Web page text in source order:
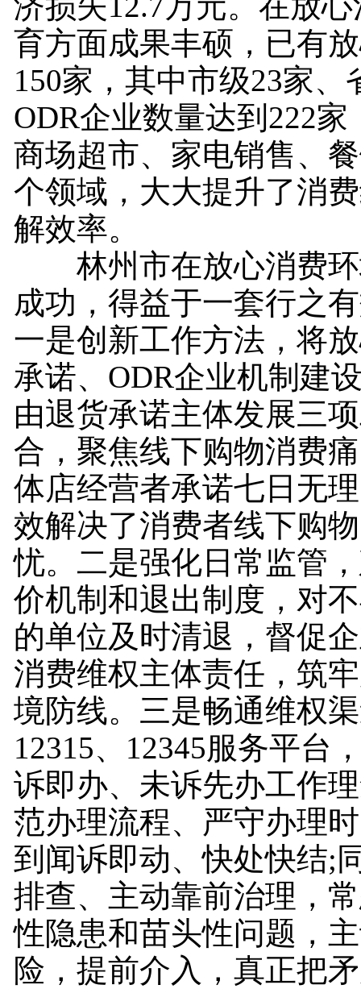
育方面成果丰硕，已有
150家，其中市级23家、
ODR企业数量达到222家
商场超市、家电销售、
个领域，大大提升了消
解效率。
林州市在放心消费环
成功，得益于一套行之
一是创新工作方法，将
承诺、ODR企业机制建
由退货承诺主体发展三
合，聚焦线下购物消费
体店经营者承诺七日无
效解决了消费者线下购
忧。二是强化日常监管
价机制和退出制度，对
的单位及时清退，督促
消费维权主体责任，筑
境防线。三是畅通维权
12315、12345服务平台
诉即办、未诉先办工作
范办理流程、严守办理
到闻诉即动、快处快结;
排查、主动靠前治理，
性隐患和苗头性问题，
险，提前介入，真正把